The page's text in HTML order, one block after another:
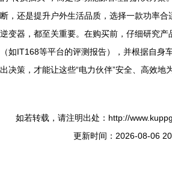
断，还是提升户外生活品质，选择一款功率
逆变器，都至关重要。在购买前，仔细研究
（如IT168等平台的评测报告），并根据自身
出决策，才能让这些“电力伙伴”安全、高效地
如若转载，请注明出处：http://
更新时间：2026-08-06